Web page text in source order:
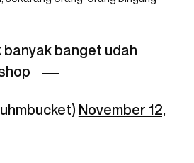
banyak banget udah
November 12,